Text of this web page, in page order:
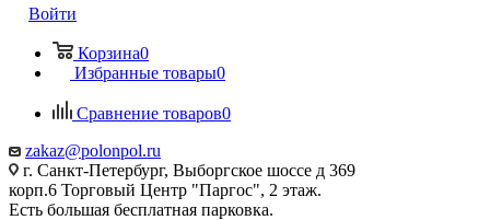
Войти
Корзина0
Избранные товары0
Сравнение товаров0
zakaz@polonpol.ru
г. Санкт-Петербург, Выборгское шоссе д 369
корп.6 Торговый Центр "Паргос", 2 этаж.
Есть большая бесплатная парковка.